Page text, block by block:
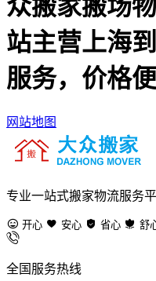
众搬家搬场
站主营上海
服务，价格便
网站地图
专业一站式搬家物流服务
开心 安心 省心 舒
全国服务热线